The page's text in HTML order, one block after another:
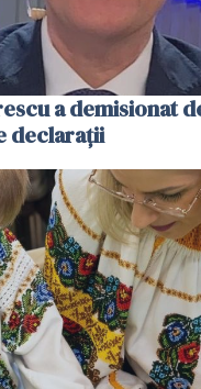
a demisionat
declarații